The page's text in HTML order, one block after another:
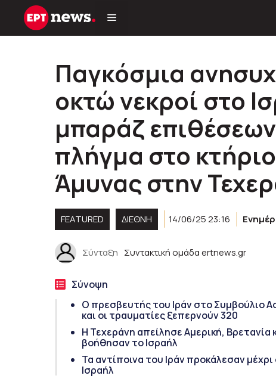
Μετάβαση
Παγκόσμια
οκτώ νεκροί στο
μπαράζ επιθέσεων
πλήγμα στο
Άμυνας στην
FEATURED ΔΙΕΘΝΗ 14/06/25 23:16
Σύνταξη Συντακτική ομάδα ertnews.gr
Σύνοψη
Ο πρεσβευτής του Ιράν στο Συμβούλιο
και οι τραυματίες ξεπερνούν 320
Η Τεχεράνη απείλησε Αμερική, Βρετανία
βοήθησαν το Ισραήλ
Τα αντίποινα του Ιράν προκάλεσαν
Ισραήλ